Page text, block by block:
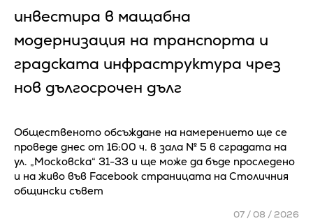
инвестира в мащабна
модернизация на транспорта и
градската инфраструктура чрез
нов дългосрочен дълг
Общественото обсъждане на намерението ще се
проведе днес от 16:00 ч. в зала № 5 в сградата на
ул. „Московска“ 31-33 и ще може да бъде проследено
и на живо във Facebook страницата на Столичния
общински съвет
07 / 08 / 2026